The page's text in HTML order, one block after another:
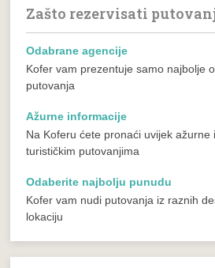
Zašto rezervisati
Odabrane agencije
Kofer vam prezentuje samo najbolje
putovanja
Ažurne informacije
Na Koferu ćete pronaći uvijek ažurne
turističkim putovanjima
Odaberite najbolju punudu
Kofer vam nudi putovanja iz raznih
lokaciju